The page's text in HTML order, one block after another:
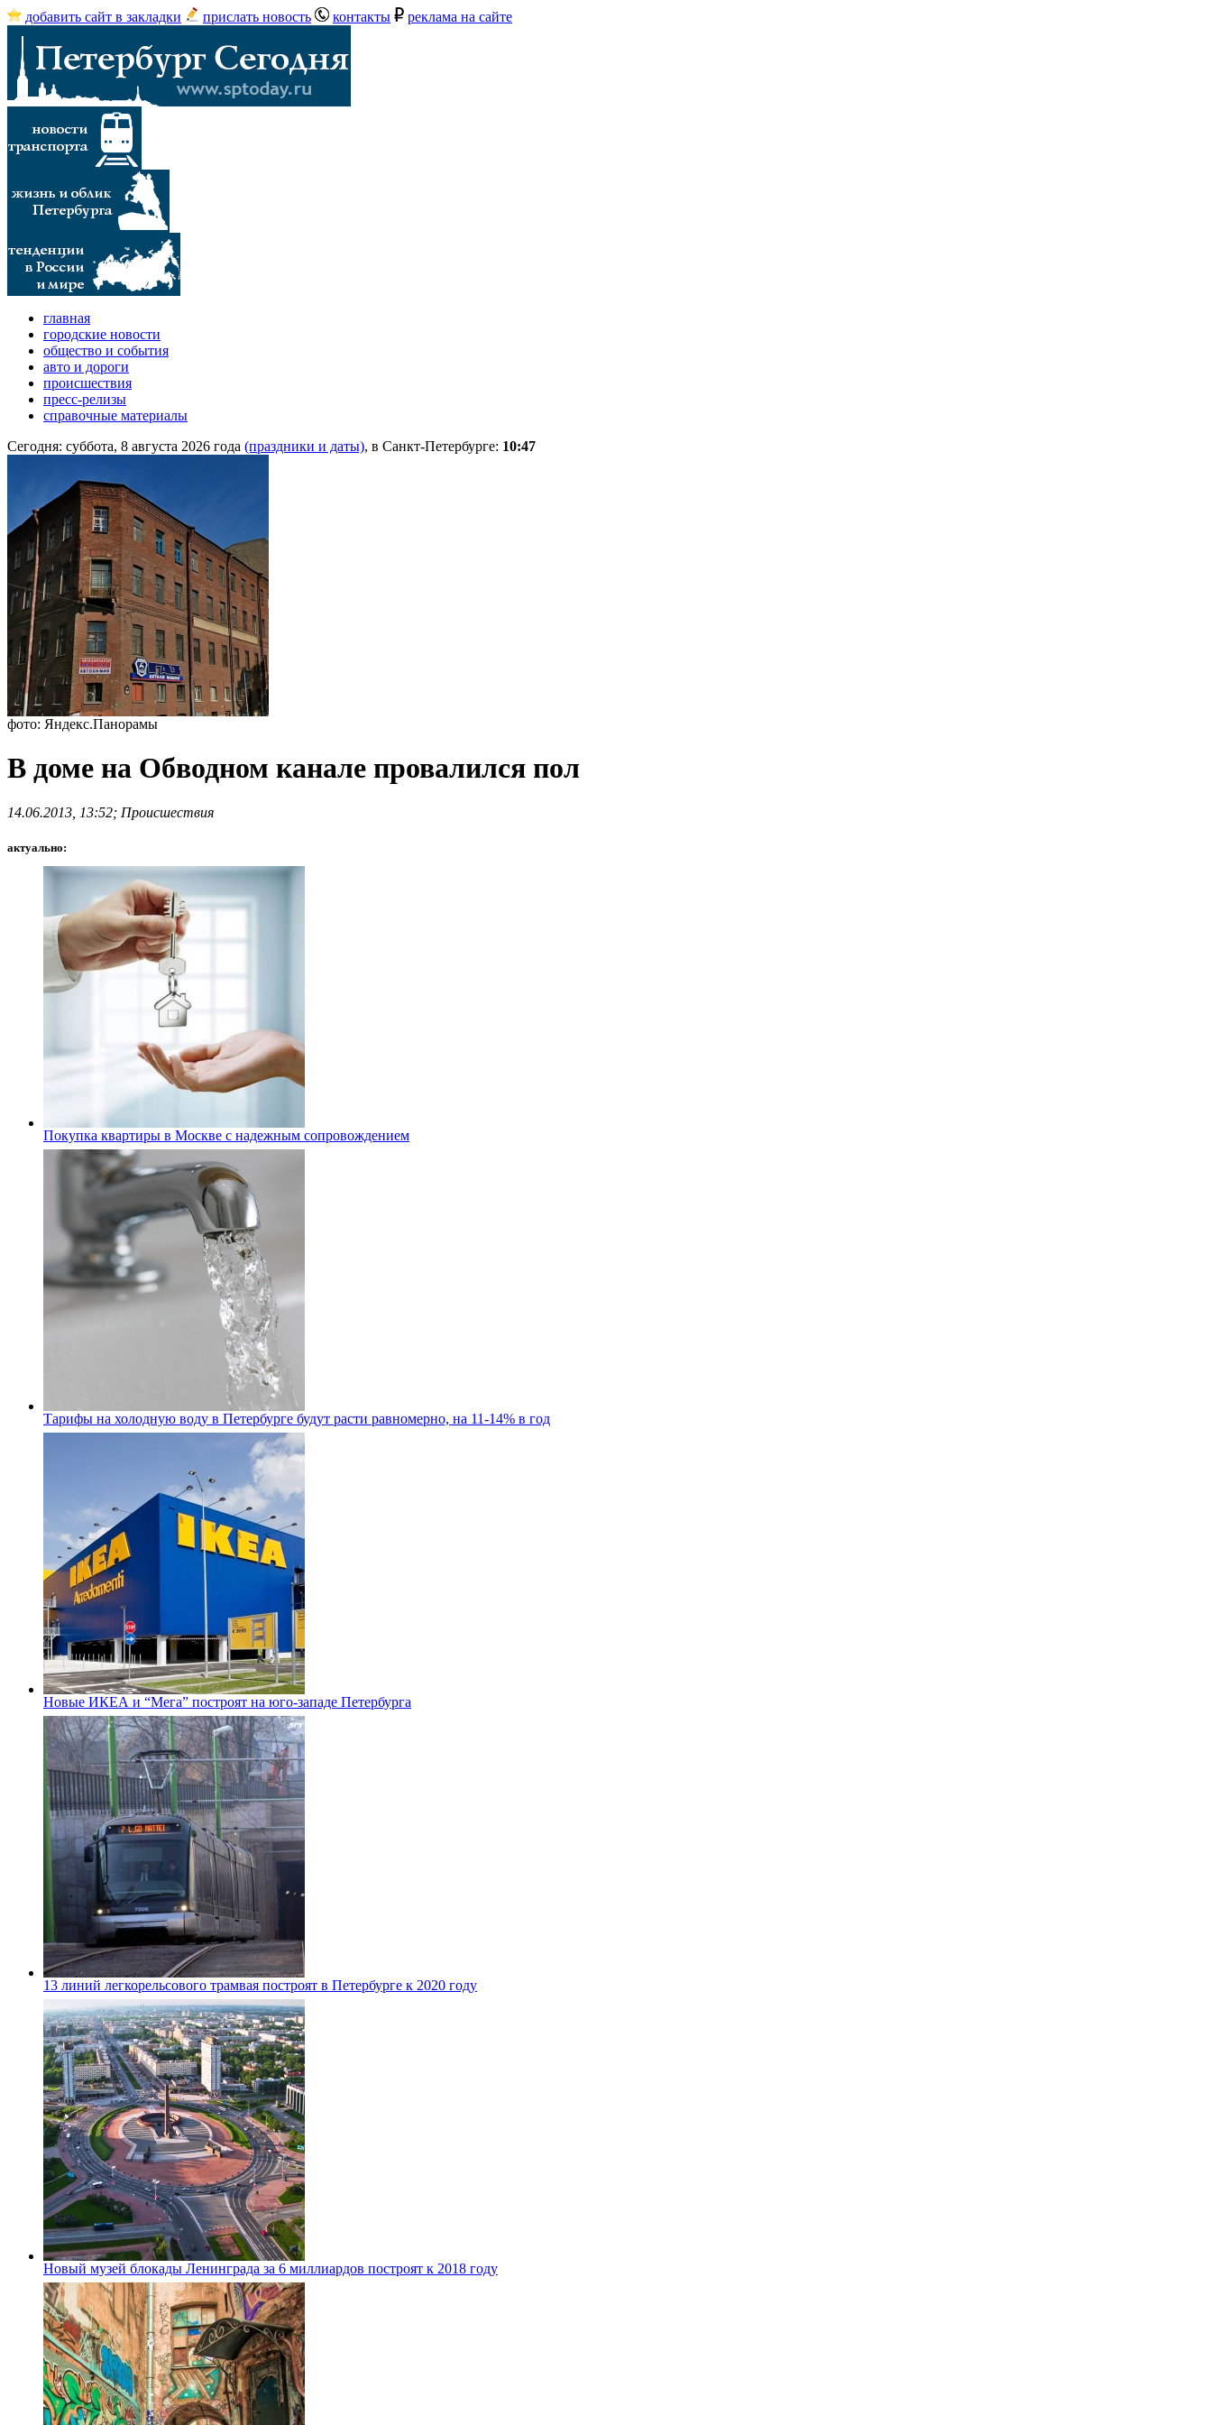
добавить сайт в закладки прислать новость контакты реклама на сайте
главная
городские новости
общество и события
авто и дороги
происшествия
пресс-релизы
справочные материалы
Сегодня: суббота, 8 августа 2026 года (праздники и даты), в Санкт-Петербурге: 10:47
фото: Яндекс.Панорамы
В доме на Обводном канале провалился пол
14.06.2013, 13:52; Происшествия
актуально:
Покупка квартиры в Москве с надежным сопровождением
Тарифы на холодную воду в Петербурге будут расти равномерно, на 11-14% в год
Новые ИКЕА и “Мега” построят на юго-западе Петербурга
13 линий легкорельсового трамвая построят в Петербурге к 2020 году
Новый музей блокады Ленинграда за 6 миллиардов построят к 2018 году